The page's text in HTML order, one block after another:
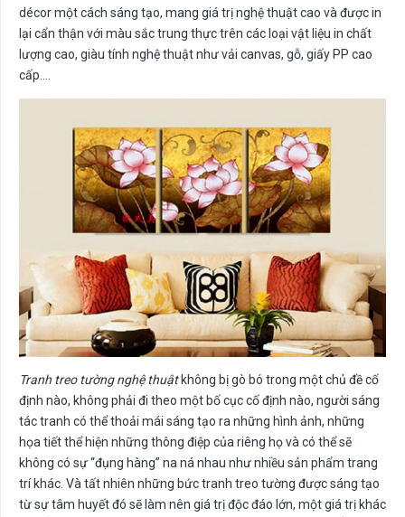
décor một cách sáng tạo, mang giá trị nghệ thuật cao và được in
lại cẩn thận với màu sắc trung thực trên các loại vật liệu in chất
lượng cao, giàu tính nghệ thuật như vải canvas, gỗ, giấy PP cao
cấp….
Tranh treo tường nghệ thuậtkhông bị gò bó trong một chủ đề cố
định nào, không phải đi theo một bố cục cố định nào, người sáng
tác tranh có thể thoải mái sáng tạo ra những hình ảnh, những
họa tiết thể hiện những thông điệp của riêng họ và có thể sẽ
không có sự “đụng hàng” na ná nhau như nhiều sản phẩm trang
trí khác. Và tất nhiên những bức tranh treo tường được sáng tạo
từ sự tâm huyết đó sẽ làm nên giá trị độc đáo lớn, một giá trị khác